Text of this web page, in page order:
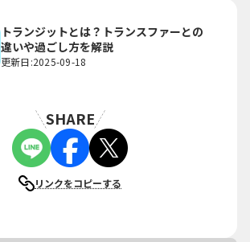
トランジットとは？トランスファーとの
違いや過ごし方を解説
更新日:2025-09-18
SHARE
リンクをコピーする